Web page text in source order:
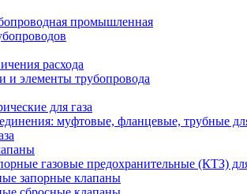
промышленная
расхода
и элементы трубопровода
для газа
муфтовые, фланцевые,
газовые предохранительные (КТЗ)
запорные клапаны